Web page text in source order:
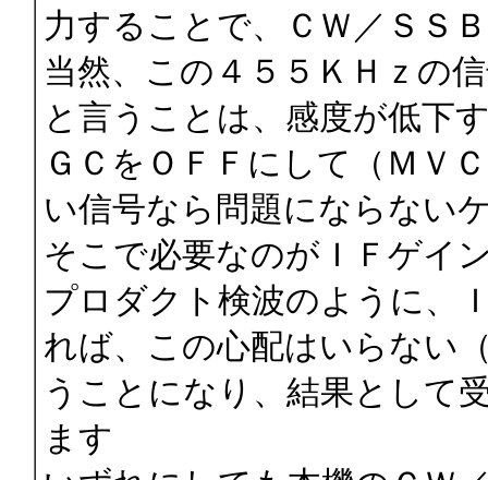
力することで、ＣＷ／ＳＳ
当然、この４５５ＫＨｚの
と言うことは、感度が低下
ＧＣをＯＦＦにして（ＭＶ
い信号なら問題にならない
そこで必要なのがＩＦゲイ
プロダクト検波のように、
れば、この心配はいらない
うことになり、結果として
ます